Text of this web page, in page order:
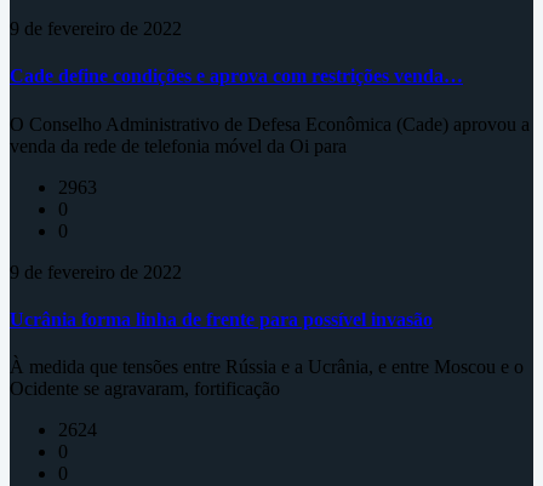
9 de fevereiro de 2022
Cade define condições e aprova com restrições venda…
O Conselho Administrativo de Defesa Econômica (Cade) aprovou a
venda da rede de telefonia móvel da Oi para
2963
0
0
9 de fevereiro de 2022
Ucrânia forma linha de frente para possível invasão
À medida que tensões entre Rússia e a Ucrânia, e entre Moscou e o
Ocidente se agravaram, fortificação
2624
0
0